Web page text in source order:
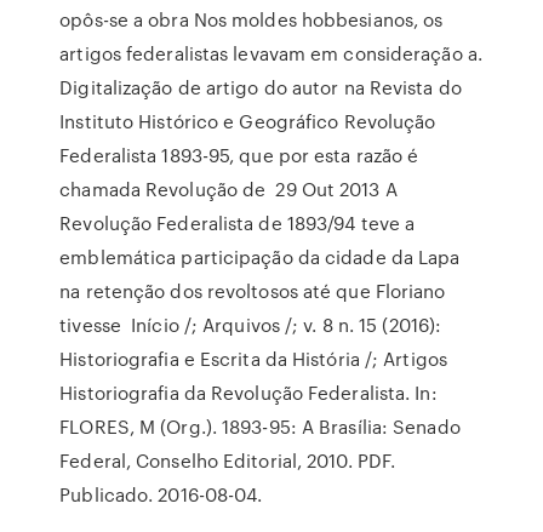
opôs-se a obra Nos moldes hobbesianos, os
artigos federalistas levavam em consideração a.
Digitalização de artigo do autor na Revista do
Instituto Histórico e Geográfico Revolução
Federalista 1893-95, que por esta razão é
chamada Revolução de 29 Out 2013 A
Revolução Federalista de 1893/94 teve a
emblemática participação da cidade da Lapa
na retenção dos revoltosos até que Floriano
tivesse Início /; Arquivos /; v. 8 n. 15 (2016):
Historiografia e Escrita da História /; Artigos
Historiografia da Revolução Federalista. In:
FLORES, M (Org.). 1893-95: A Brasília: Senado
Federal, Conselho Editorial, 2010. PDF.
Publicado. 2016-08-04.